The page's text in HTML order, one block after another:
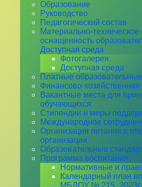
Образование
Руководство
Педагогический состав
Материально-техническое
оснащенность
Доступная среда
Фотогалерея
Доступная среда
Платные образовательные
Финансово-хозяйственная
Вакантные места для
обучающихся
Стипендии и меры
Международное
Организация питания в
организации
Образовательные
Программа воспитания
Нормативные и
Календарный план
МБДОУ № 215_2023г.